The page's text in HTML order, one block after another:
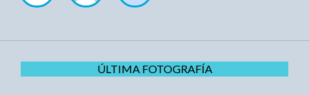
ÚLTIMA FOTOGRAFÍA